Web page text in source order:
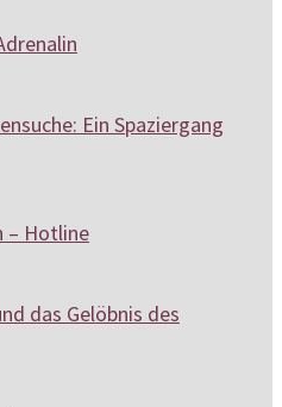
Ein Spaziergang
– Hotline
das Gelöbnis des